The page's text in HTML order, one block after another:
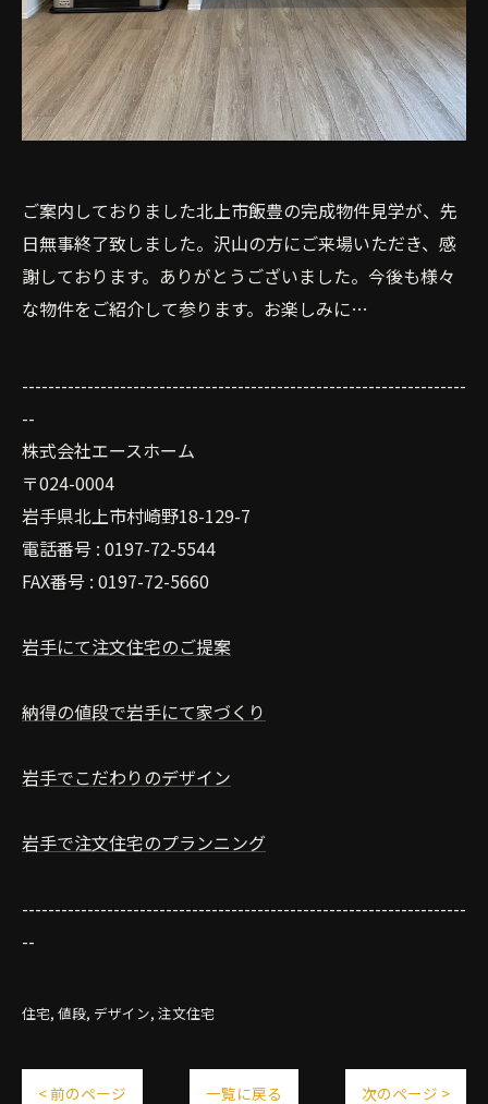
ご案内しておりました北上市飯豊の完成物件見学が、先
日無事終了致しました。沢山の方にご来場いただき、感
謝しております。ありがとうございました。今後も様々
な物件をご紹介して参ります。お楽しみに…
--------------------------------------------------------------------
--
株式会社エースホーム
〒024-0004
岩手県北上市村崎野18-129-7
電話番号 : 0197-72-5544
FAX番号 : 0197-72-5660
岩手にて注文住宅のご提案
納得の値段で岩手にて家づくり
岩手でこだわりのデザイン
岩手で注文住宅のプランニング
--------------------------------------------------------------------
--
住宅 値段 デザイン 注文住宅
< 前のページ 一覧に戻る 次のページ >